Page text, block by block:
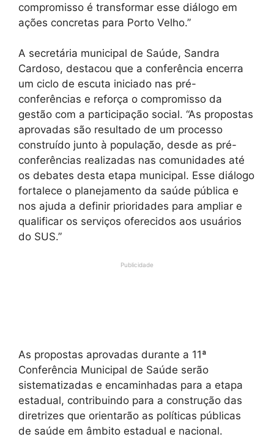
compromisso é transformar esse diálogo em
ações concretas para Porto Velho.”
A secretária municipal de Saúde, Sandra
Cardoso, destacou que a conferência encerra
um ciclo de escuta iniciado nas pré-
conferências e reforça o compromisso da
gestão com a participação social. “As propostas
aprovadas são resultado de um processo
construído junto à população, desde as pré-
conferências realizadas nas comunidades até
os debates desta etapa municipal. Esse diálogo
fortalece o planejamento da saúde pública e
nos ajuda a definir prioridades para ampliar e
qualificar os serviços oferecidos aos usuários
do SUS.”
Publicidade
As propostas aprovadas durante a 11ª
Conferência Municipal de Saúde serão
sistematizadas e encaminhadas para a etapa
estadual, contribuindo para a construção das
diretrizes que orientarão as políticas públicas
de saúde em âmbito estadual e nacional.